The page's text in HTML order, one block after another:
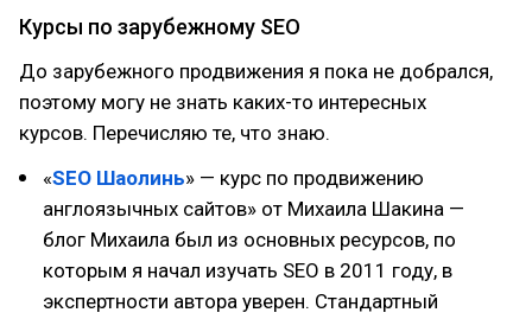
Курсы по зарубежному SEO
До зарубежного продвижения я пока не добрался,
поэтому могу не знать каких-то интересных
курсов. Перечисляю те, что знаю.
«SEO Шаолинь» — курс по продвижению
англоязычных сайтов» от Михаила Шакина —
блог Михаила был из основных ресурсов, по
которым я начал изучать SEO в 2011 году, в
экспертности автора уверен. Стандартный